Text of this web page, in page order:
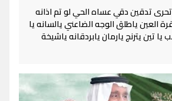
تدقين دقي عساه الحي لو تم اذانه
العين ياطلق الوجه الضاعني يالسانه يا
تين يترنج يارمان يابردقانه ياشيخة